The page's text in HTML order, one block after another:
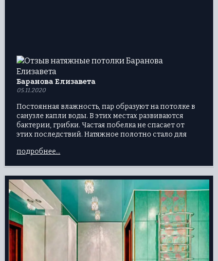
Баранова Елизавета
05.11.2020
Постоянная влажность, пар образуют на потолке в
санузле капли воды. В этих местах развиваются
бактерии, грибки. Частая побелка не спасает от
этих последствий. Натяжное полотно стало для
нелицеприятные места на потолке, так еще и
пленку) добавила объема маленькому помещению
санузла.
подробнее...